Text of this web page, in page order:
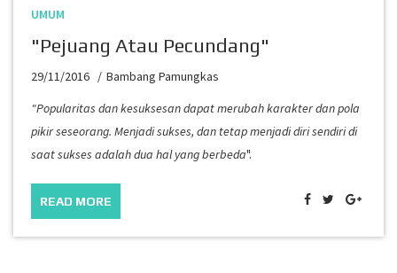
UMUM
"Pejuang Atau Pecundang"
29/11/2016
Bambang Pamungkas
"Popularitas dan kesuksesan dapat merubah karakter dan pola
pikir seseorang. Menjadi sukses, dan tetap menjadi diri sendiri di
saat sukses adalah dua hal yang berbeda".
READ MORE